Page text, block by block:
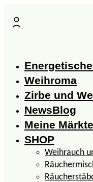
Inhalt
Weihroma
Zirbe und
NewsBlog
Meine Märkte
SHOP
Weihrauch